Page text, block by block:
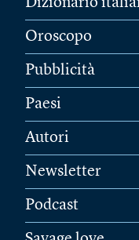
Dizionario
Oroscopo
Pubblicità
Paesi
Autori
Newsletter
Podcast